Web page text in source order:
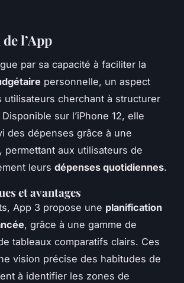
l’App
par sa capacité à faciliter la
personnelle, un aspect
utilisateurs cherchant à structurer
sur l’iPhone 12, elle
des dépenses grâce à une
permettant aux utilisateurs de
leurs dépenses quotidiennes.
et avantages
App 3 propose une planification
, grâce à une gamme de
tableaux comparatifs clairs. Ces
vision précise des habitudes de
à identifier les zones de